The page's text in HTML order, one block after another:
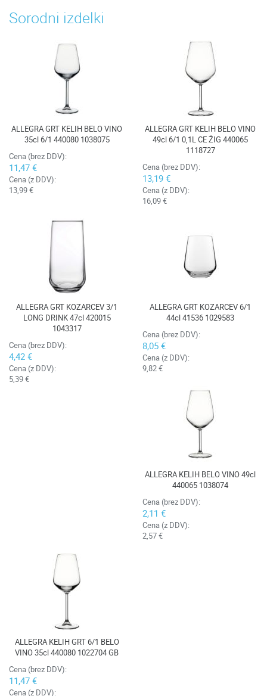
Sorodni izdelki
ALLEGRA GRT KELIH BELO VINO
35cl 6/1 440080 1038075
Cena (brez DDV):
11,47 €
Cena (z DDV):
13,99 €
ALLEGRA GRT KELIH BELO VINO
49cl 6/1 0,1L CE ŽIG 440065
1118727
Cena (brez DDV):
13,19 €
Cena (z DDV):
16,09 €
ALLEGRA GRT KOZARCEV 3/1
LONG DRINK 47cl 420015
1043317
Cena (brez DDV):
4,42 €
Cena (z DDV):
5,39 €
ALLEGRA GRT KOZARCEV 6/1
44cl 41536 1029583
Cena (brez DDV):
8,05 €
Cena (z DDV):
9,82 €
ALLEGRA KELIH BELO VINO 49cl
440065 1038074
Cena (brez DDV):
2,11 €
Cena (z DDV):
2,57 €
ALLEGRA KELIH GRT 6/1 BELO
VINO 35cl 440080 1022704 GB
Cena (brez DDV):
11,47 €
Cena (z DDV):